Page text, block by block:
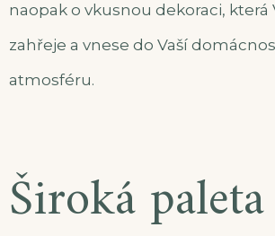
naopak o vkusnou dekoraci, která
zahřeje a vnese do Vaší
atmosféru.
Široká paleta